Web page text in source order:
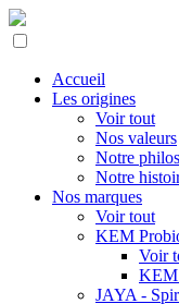
Accueil
Les origines
Voir tout
Nos valeurs
Notre
Notre
Nos marques
Voir tout
KEM
Voir
KEM
JAYA -